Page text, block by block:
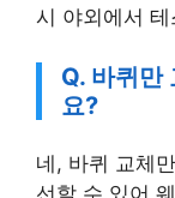
시 야외에서
Q. 바퀴만
요?
네, 바퀴 교체